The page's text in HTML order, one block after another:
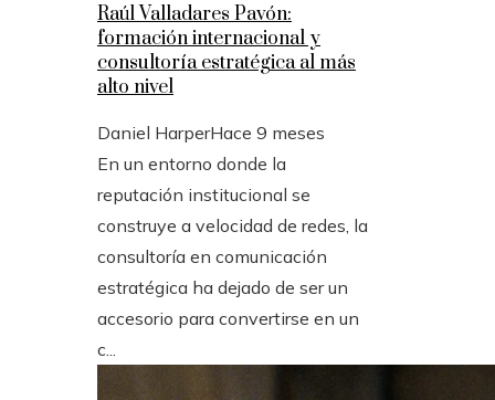
Raúl Valladares Pavón:
formación internacional y
consultoría estratégica al más
alto nivel
Daniel HarperHace 9 meses
En un entorno donde la
reputación institucional se
construye a velocidad de redes, la
consultoría en comunicación
estratégica ha dejado de ser un
accesorio para convertirse en un
c...